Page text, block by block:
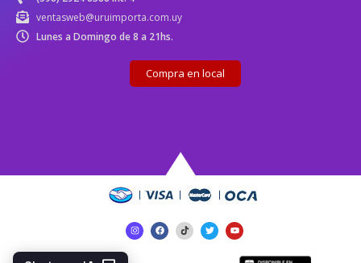
ventasweb@uruimporta.com.uy
Lunes a Domingo de 8 a 21hs.
Compra en local